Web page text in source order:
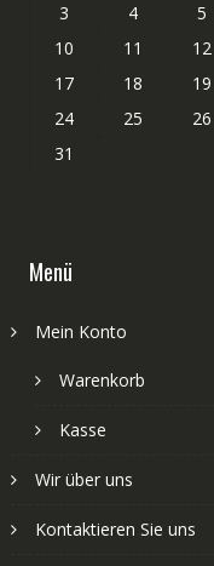
3
4 5
10
11 12
17
18 19
24
25 26
31
Menü
Mein Konto
Warenkorb
Kasse
Wir über uns
Kontaktieren Sie uns